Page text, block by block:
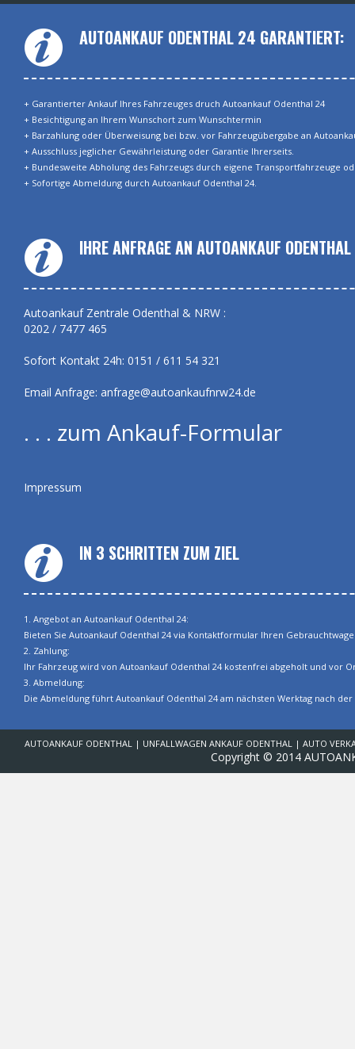
AUTOANKAUF ODENTHAL 24 GARANTIERT:
+ Garantierter Ankauf Ihres Fahrzeuges druch Autoankauf Odenthal 24
+ Besichtigung an Ihrem Wunschort zum Wunschtermin
+ Barzahlung oder Überweisung bei bzw. vor Fahrzeugübergabe an
+ Ausschluss jeglicher Gewährleistung oder Garantie Ihrerseits.
+ Bundesweite Abholung des Fahrzeugs durch eigene Transportfahrzeuge
+ Sofortige Abmeldung durch Autoankauf Odenthal 24.
IHRE ANFRAGE AN AUTOANKAUF
Autoankauf Zentrale Odenthal & NRW :
0202 / 7477 465
Sofort Kontakt 24h: 0151 / 611 54 321
Email Anfrage: anfrage@autoankaufnrw24.de
. . . zum Ankauf-Formular
Impressum
IN 3 SCHRITTEN ZUM ZIEL
1. Angebot an Autoankauf Odenthal 24:
Bieten Sie Autoankauf Odenthal 24 via Kontaktformular Ihren
2. Zahlung:
Ihr Fahrzeug wird von Autoankauf Odenthal 24 kostenfrei abgeholt und vor
3. Abmeldung:
Die Abmeldung führt Autoankauf Odenthal 24 am nächsten Werktag nach
AUTOANKAUF ODENTHAL | UNFALLWAGEN ANKAUF ODENTHAL | AUTO
Copyright © 2014